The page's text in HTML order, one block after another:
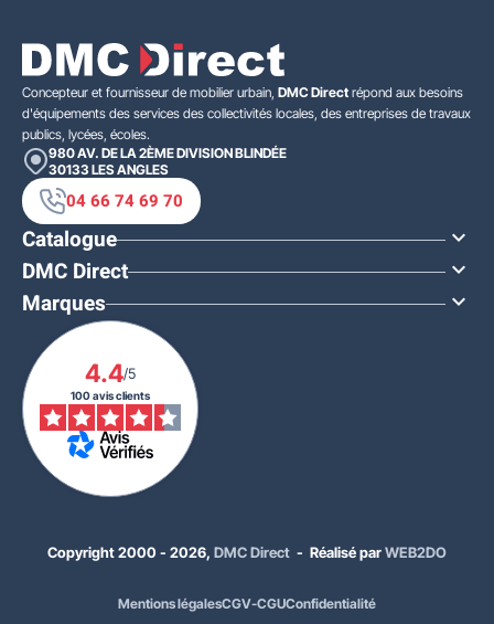
Concepteur et fournisseur de mobilier urbain, DMC Direct répond aux besoins
d'équipements des services des collectivités locales, des entreprises de travaux
publics, lycées, écoles.
980 AV. DE LA 2ÈME DIVISION BLINDÉE
30133 LES ANGLES
04 66 74 69 70
Catalogue 
DMC Direct 
Marques 
4.4/5
100 avis clients
Copyright 2000 - 2026, DMC Direct - Réalisé parWEB2DO
Mentions légalesCGV-CGUConfidentialité